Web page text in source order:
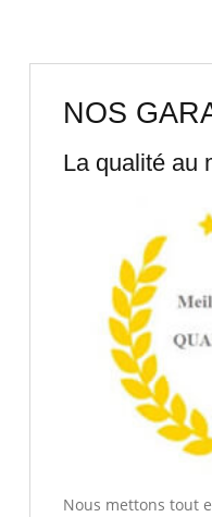
NOS
La qualité au
Nous mettons tout